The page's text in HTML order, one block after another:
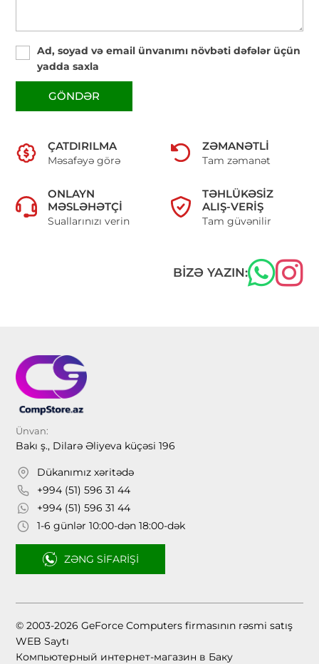
Ad, soyad və email ünvanımı növbəti dəfələr üçün
yadda saxla
GÖNDƏR
ÇATDIRILMA
Məsafəyə görə
ZƏMANƏTLI
Tam zəmanət
ONLAYN
MƏSLƏHƏTÇI
Suallarınızı verin
TƏHLÜKƏSIZ
ALIŞ-VERIŞ
Tam güvənilir
BIZƏ YAZIN:
Ünvan:
Bakı ş., Dilarə Əliyeva küçəsi 196
Dükanımız xəritədə
+994 (51) 596 31 44
+994 (51) 596 31 44
1-6 günlər 10:00-dən 18:00-dək
ZƏNG SIFARIŞI
© 2003-2026 GeForce Computers firmasının rəsmi satış
WEB Saytı
Компьютерный интернет-магазин в Баку